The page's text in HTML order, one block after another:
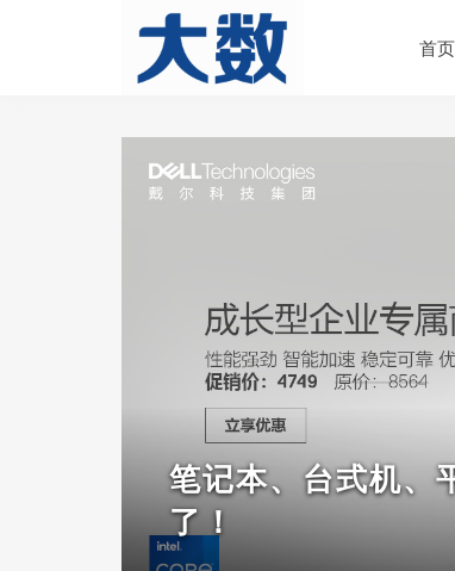
首页
笔记本、台式机、
了！